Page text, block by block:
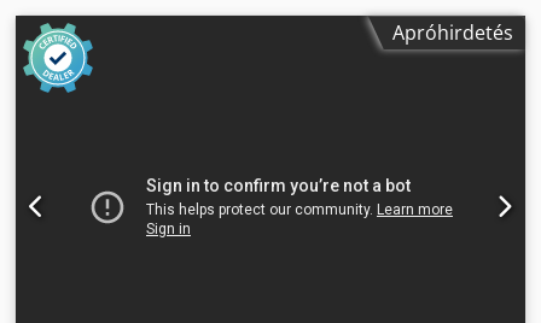
Apróhirdetés